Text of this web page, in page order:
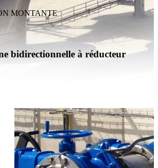
MONTANTE
bidirectionnelle à réducteur